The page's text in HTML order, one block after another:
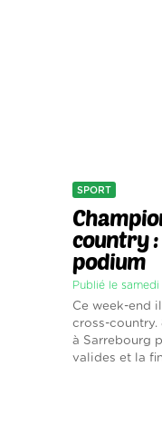
SPORT
country :
podium
Publié le
Ce week-end
cross-
à Sarrebourg
valides et la